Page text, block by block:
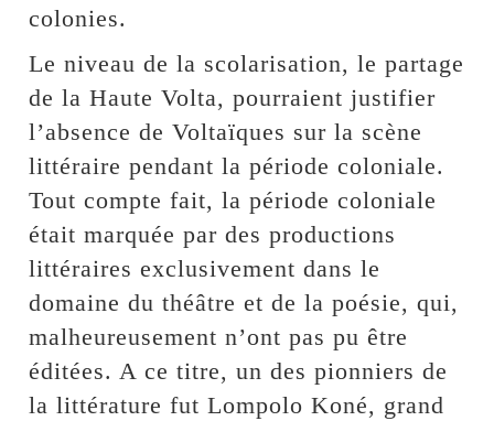
colonies.
Le niveau de la scolarisation, le partage
de la Haute Volta, pourraient justifier
l’absence de Voltaïques sur la scène
littéraire pendant la période coloniale.
Tout compte fait, la période coloniale
était marquée par des productions
littéraires exclusivement dans le
domaine du théâtre et de la poésie, qui,
malheureusement n’ont pas pu être
éditées. A ce titre, un des pionniers de
la littérature fut Lompolo Koné, grand